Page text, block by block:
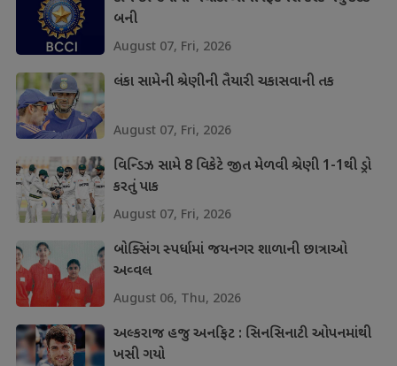
બની
August 07, Fri, 2026
લંકા સામેની શ્રેણીની તૈયારી ચકાસવાની તક
August 07, Fri, 2026
વિન્ડિઝ સામે 8 વિકેટે જીત મેળવી શ્રેણી 1-1થી ડ્રો
કરતું પાક
August 07, Fri, 2026
બોક્સિંગ સ્પર્ધામાં જયનગર શાળાની છાત્રાઓ
અવ્વલ
August 06, Thu, 2026
અલ્કરાજ હજુ અનફિટ : સિનસિનાટી ઓપનમાંથી
ખસી ગયો